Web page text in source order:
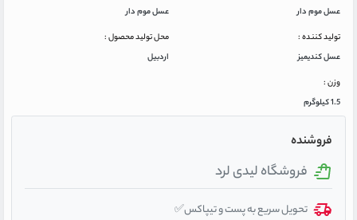
عسل موم دار
عسل موم دار
تولید کننده :
عسل کندیمیز
محل تولید محصول :
اردبیل
وزن :
1.5 کیلوگرم
فروشنده
فروشگاه لیدی لرد
تحویل سریع به پست و تیپاکس✅